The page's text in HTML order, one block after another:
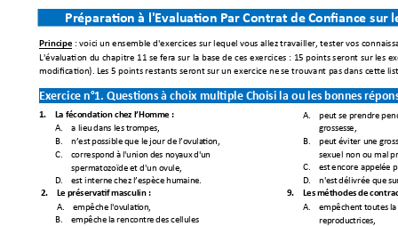
Préparation à l'Evaluation Par Contrat de Confiance sur
Principe : voici un ensemble d'exercices sur lequel vous allez travailler, tester vos
L'évaluation du chapitre 11 se fera sur la base de ces exercices : 15 points seront sur les
modification). Les 5 points restants seront sur un exercice ne se trouvant pas dans cette
Exercice n°1. Questions à choix multiple Choisi la ou les bonnes
1. La fécondation chez l’Homme :
A. a lieu dans les trompes,
B.
n’est possible que le jour de l’ovulation,
C.
correspond à l'union des noyaux d'un
spermatozoïde et d'un ovule,
D.
est interne chez l’espèce humaine.
2. Le préservatif masculin :
A. empêche l'ovulation,
B.
empêche la rencontre des cellul es
A. peut se prendre
grossesse,
B.
peut éviter une g
sexuel non ou mal
C.
est encore appelée
D.
n'est délivrée que
9. Les méthodes de
A. empêchenttoutes la
reproductrices,